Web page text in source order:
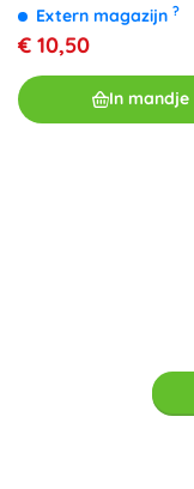
Extern magazijn ?
€ 10,50
In mandje